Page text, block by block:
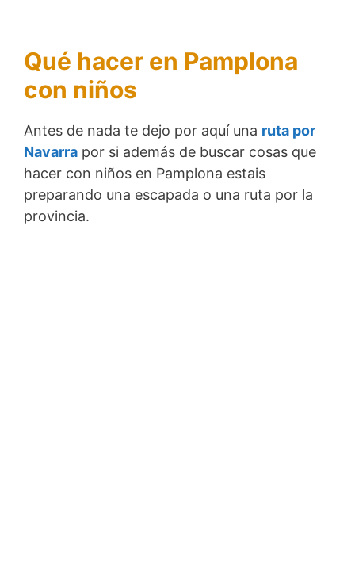
Qué hacer en Pamplona
con niños
Antes de nada te dejo por aquí una ruta por
Navarra por si además de buscar cosas que
hacer con niños en Pamplona estais
preparando una escapada o una ruta por la
provincia.